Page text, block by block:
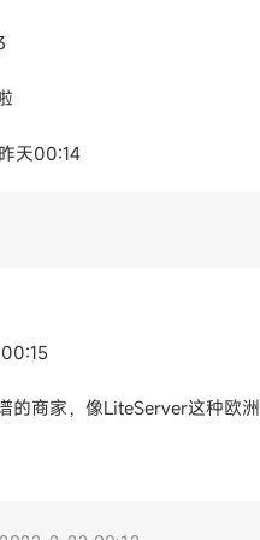
昨天00:14
的商家，像LiteServer这种欧